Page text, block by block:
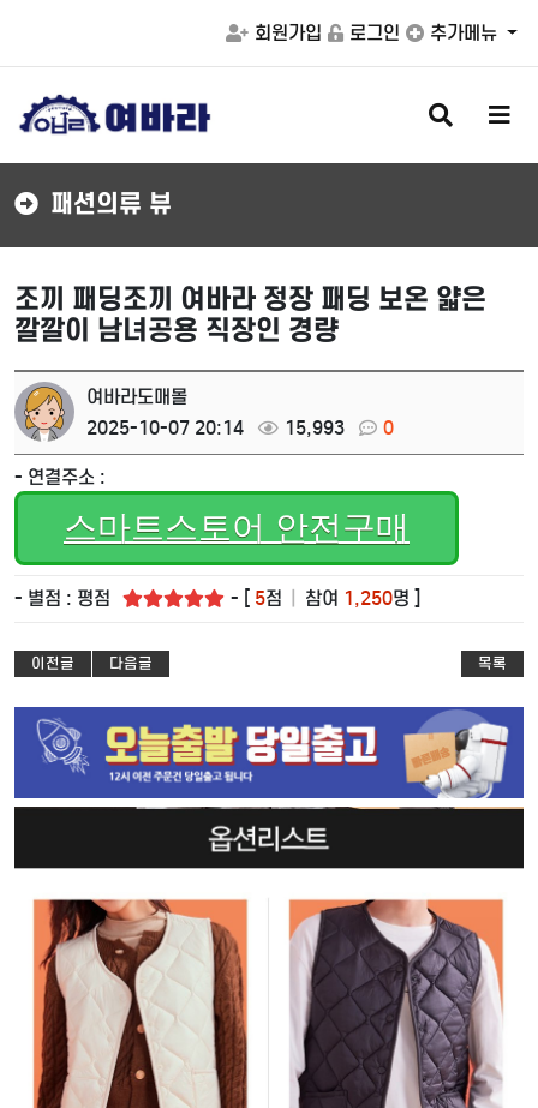
회원가입 로그인 추가메뉴
검
색
버
메
버
패션의류 뷰
조끼 패딩조끼 여바라 정장 패딩 보온 얇은
깔깔이 남녀공용 직장인 경량
여바라도매몰
2025-10-07 20:14
15,993 0
- 연결주소 :
스마트스토어 안전구매
- 별점 : 평점 - [ 5점 참여 1,250명 ]
이전글 다음글 목록